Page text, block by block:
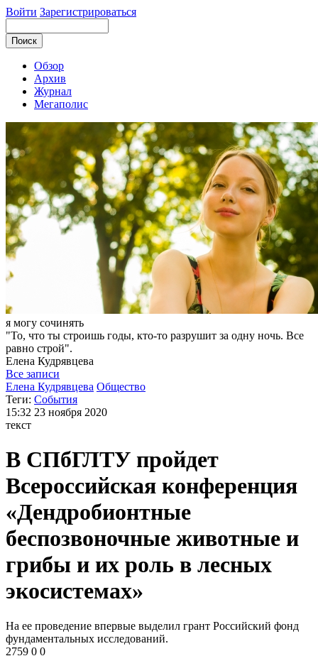
Войти Зарегистрироваться
Обзор
Архив
Журнал
Мегаполис
я могу сочинять
"То, что ты строишь годы, кто-то разрушит за одну ночь. Все
равно строй".
Елена Кудрявцева
Все записи
Елена Кудрявцева Общество
Теги: События
15:32 23 ноября 2020
текст
В СПбГЛТУ пройдет
Всероссийская конференция
«Дендробионтные
беспозвоночные животные и
грибы и их роль в лесных
экосистемах»
На ее проведение впервые выделил грант Российский фонд
фундаментальных исследований.
2759 0 0